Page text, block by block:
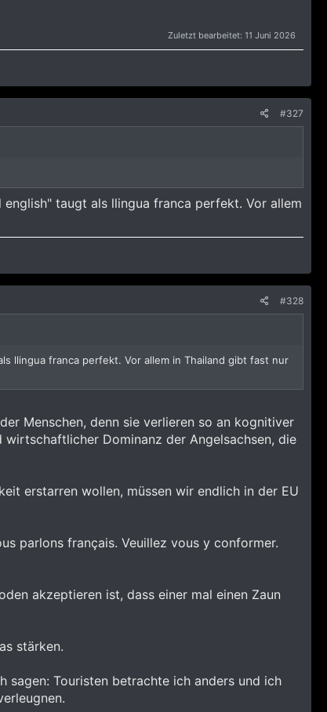
Zuletzt bearbeitet: 11 Juni 2026
#327
taugt als llingua franca perfekt. Vor allem
#328
llingua franca perfekt. Vor allem in Thailand gibt fast nur
Menschen, denn sie verlieren so an kognitiver
Dominanz der Angelsachsen, die
erstarren wollen, müssen wir endlich in der EU
parlons français. Veuillez vous y conformer.
akzeptieren ist, dass einer mal einen Zaun
stärken.
sagen: Touristen betrachte ich anders und ich